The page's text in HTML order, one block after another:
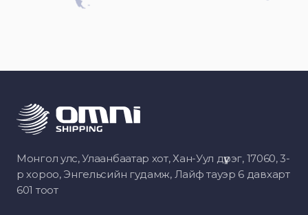
Монгол улс, Улаанбаатар хот, Хан-Уул дүүрэг, 17060, 3-
р хороо, Энгельсийн гудамж, Лайф тауэр 6 давхарт
601 тоот